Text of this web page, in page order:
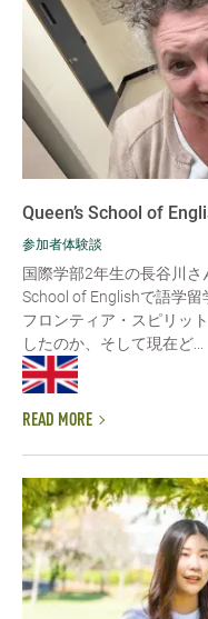
Queen’s School of
参加者体験談
国際学部2年生の長谷川
School of Englishで語学
フロンティア・スピリッ
したのか、そして現在ど...
READ MORE